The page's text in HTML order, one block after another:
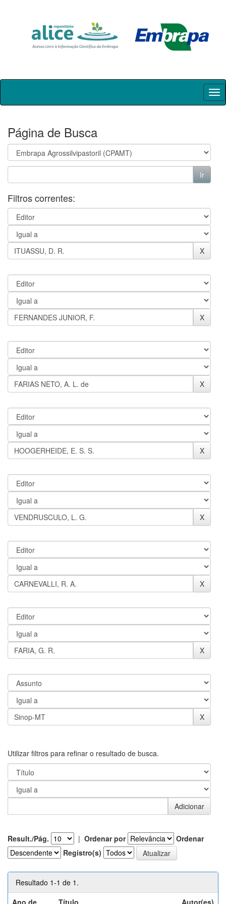
Skip
Página de Busca
Filtros correntes:
Utilizar filtros para refinar o resultado de busca.
Result./Pág. | Ordenar por
Ordenar
Registro(s)
Resultado 1-1 de 1.
Ano de
Título Autor(es)